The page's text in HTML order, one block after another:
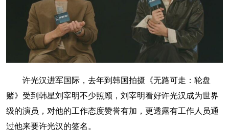
许光汉进军国际，去年到韩国拍摄《无路可走：轮盘
赌》受到韩星刘宰明不少照顾，刘宰明看好许光汉成为世界
级的演员，对他的工作态度赞誉有加，更透露有工作人员通
过他来要许光汉的签名。